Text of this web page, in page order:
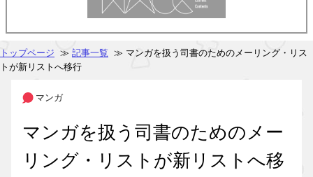
トップページ ≫ 記事一覧 ≫ マンガを扱う司書のためのメーリング・リス
トが新リストへ移行
マンガ
マンガを扱う司書のためのメー
リング・リストが新リストへ移